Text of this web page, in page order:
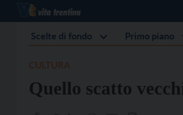
Scelte di fondo Primo piano
Quello scatto